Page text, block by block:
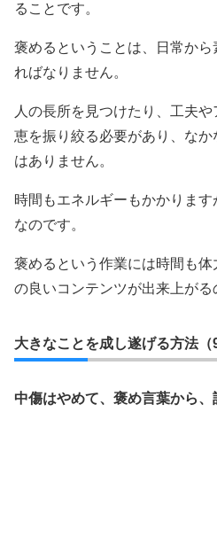
ることです。
褒めるということは、日常か
ればなりません。
人の長所を見つけたり、工夫
恵を振り絞る必要があり、な
はありません。
時間もエネルギーもかかりま
なのです。
褒めるという作業には時間も
の良いコンテンツが出来上がる
大きなことを成し遂げる方法（9
中傷はやめて、褒め言葉から、